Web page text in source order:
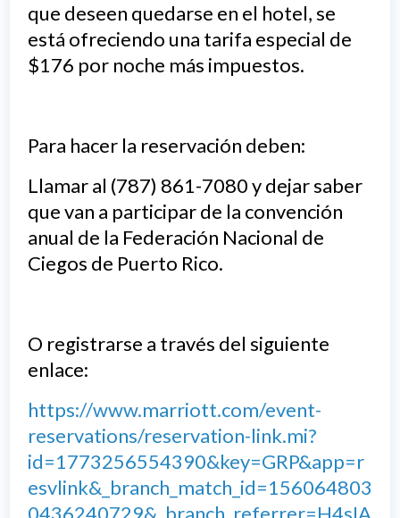
que deseen quedarse en el hotel, se
está ofreciendo una tarifa especial de
$176 por noche más impuestos.
Para hacer la reservación deben:
Llamar al (787) 861-7080 y dejar saber
que van a participar de la convención
anual de la Federación Nacional de
Ciegos de Puerto Rico.
O registrarse a través del siguiente
enlace:
https://www.marriott.com/event-
reservations/reservation-link.mi?
id=1773256554390&key=GRP&app=r
esvlink&_branch_match_id=156064803
0436240729&_branch_referrer=H4sIA